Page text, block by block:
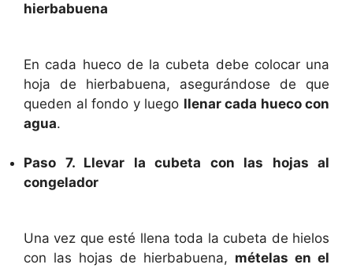
hierbabuena
En cada hueco de la cubeta debe colocar una
hoja de hierbabuena, asegurándose de que
queden al fondo y luego llenar cada hueco con
agua.
Paso 7. Llevar la cubeta con las hojas al
congelador
Una vez que esté llena toda la cubeta de hielos
con las hojas de hierbabuena, mételas en el